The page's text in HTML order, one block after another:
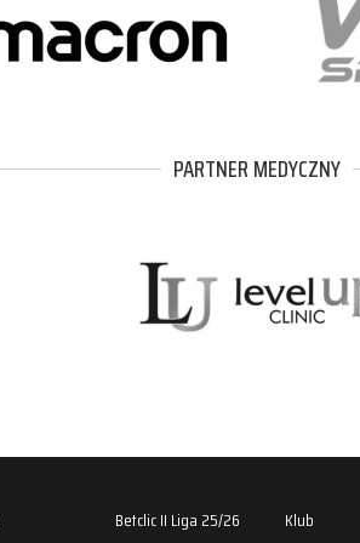
PARTNER MEDYCZNY
Betclic II Liga 25/26
Klub